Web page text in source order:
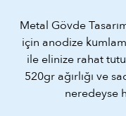
Metal Gövde
için anodize
ile elinize rahat
520gr ağırlığı ve
neredeyse